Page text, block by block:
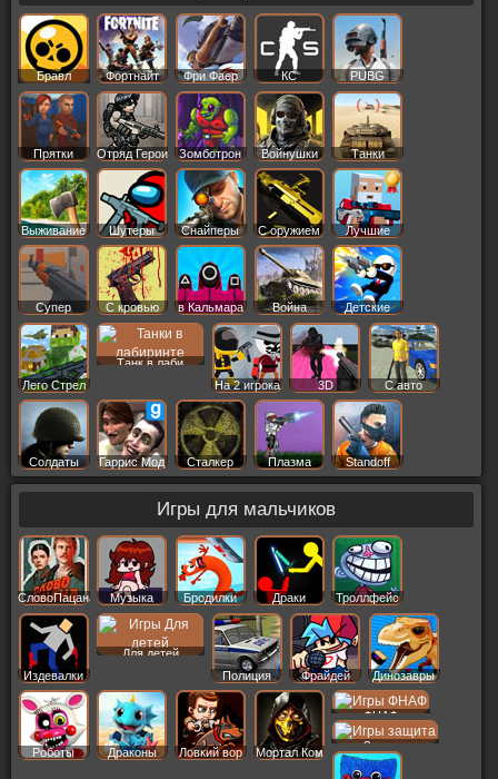
Бравл
Старс
Фортнайт Фри Фаер КС PUBG
Прятки Отряд Герои Зомботрон Войнушки Танки
Выживание Шутеры Снайперы С оружием Лучшие
Супер С кровью в Кальмара Война Детские
Лего Стрел
Танк в лаби
На 2 игрока
3D С авто
Солдаты Гаррис Мод Сталкер Плазма Standoff
Игры для мальчиков
СловоПацана Музыка Бродилки Драки Троллфейс
Издевалки
Для детей
Полиция
Фрайдей Динозавры
Роботы Драконы Ловкий вор Мортал Ком
ФНАФ
Защита